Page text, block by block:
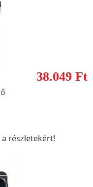
38.049 Ft
a részletekért!